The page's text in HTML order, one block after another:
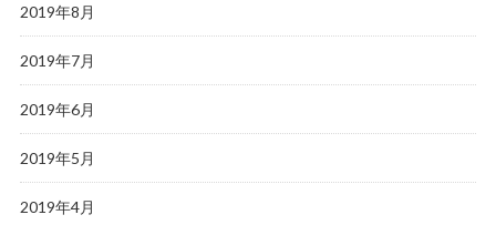
2019年8月
2019年7月
2019年6月
2019年5月
2019年4月